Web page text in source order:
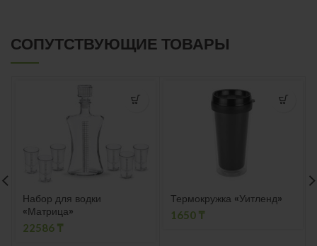
СОПУТСТВУЮЩИЕ ТОВАРЫ
Набор для водки
«Матрица»
22586 ₸
Термокружка «Уитленд»
1650 ₸